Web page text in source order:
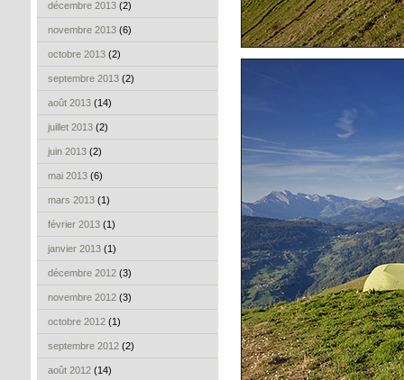
décembre 2013 (2)
novembre 2013 (6)
octobre 2013 (2)
septembre 2013 (2)
août 2013 (14)
juillet 2013 (2)
juin 2013 (2)
mai 2013 (6)
mars 2013 (1)
février 2013 (1)
janvier 2013 (1)
décembre 2012 (3)
novembre 2012 (3)
octobre 2012 (1)
septembre 2012 (2)
août 2012 (14)